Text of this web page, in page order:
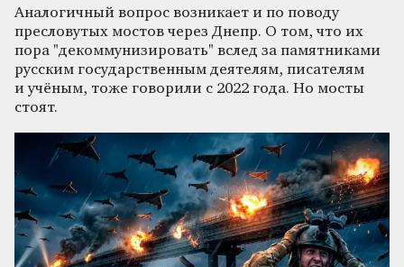
Аналогичный вопрос возникает и по поводу
пресловутых мостов через Днепр. О том, что их
пора "декоммунизировать" вслед за памятниками
русским государственным деятелям, писателям
и учёным, тоже говорили с 2022 года. Но мосты
стоят.